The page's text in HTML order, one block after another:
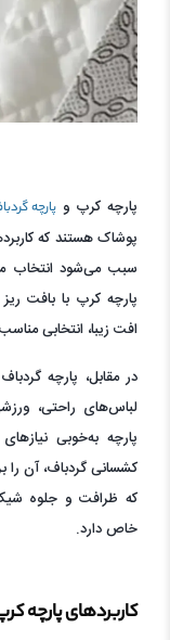
پارچه کرپ و پارچه
پوشاک هستند که
سبب می‌شود انتخاب
پارچه کرپ با بافت
افت زیبا، انتخابی
در مقابل، پارچه
لباس‌های راحتی،
پارچه به‌خوبی
کشسانی گردباف، آن را
که ظرافت و جلوه
خاص دارد.
کاربردهای پارچه